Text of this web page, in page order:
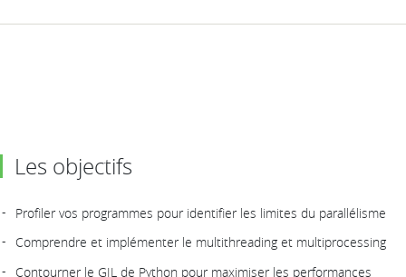
Les objectifs
Profiler vos programmes pour identifier les limites du parallélisme
Comprendre et implémenter le multithreading et multiprocessing
Contourner le GIL de Python pour maximiser les performances